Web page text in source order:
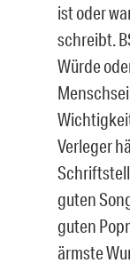
ist oder
schreibt.
Würde
Verleger
guten
guten
ärmste